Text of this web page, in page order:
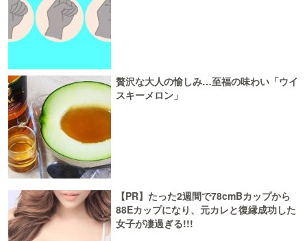
贅沢な大人の愉しみ…至福の味わい「ウイ
スキーメロン」
【PR】たった2週間で78cmBカップから
88Eカップになり、元カレと復縁成功した
女子が凄過ぎる!!!